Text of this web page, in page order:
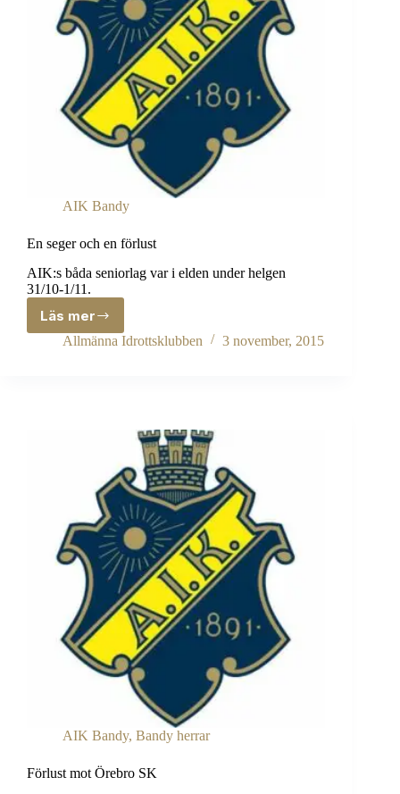
AIK Bandy
En seger och en förlust
AIK:s båda seniorlag var i elden under helgen
31/10-1/11.
Läs mer
En
seger
Allmänna Idrottsklubben 3 november, 2015
AIK Bandy, Bandy herrar
Förlust mot Örebro SK